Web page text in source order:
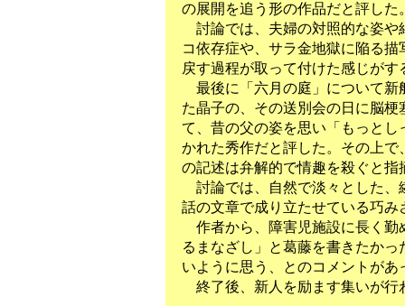
の展開を追う形の作品だと評した
討論では、夫婦の対照的な姿や
コ依存症や、サラ金地獄に陥る
戻す過程が取って付けた感じが
最後に「六月の庭」について新
た晶子の、その送別会の日に脳
て、昔の父の姿を思い「もっと
かれた秀作だと評した。その上
の記述は弁解的で情趣を殺ぐと指
討論では、自然で淡々とした、
話の文章で成り立たせている巧
作者から、障害児施設に長く勤
るまなざし」と葛藤を書きたか
いように思う、とのコメントがあ
終了後、新人を励ます集いが行